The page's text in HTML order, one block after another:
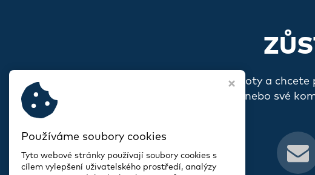
Pokud s vámi rezonují naše hodnoty a
o sobě, o svém spolku nebo své
Používáme soubory cookies
Tyto webové stránky používají soubory cookies s
cílem vylepšení uživatelského prostředí, analýzy